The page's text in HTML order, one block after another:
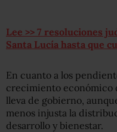
Lee >> 7 resoluciones
Santa Lucía hasta que
En cuanto a los
crecimiento económico
lleva de gobierno,
menos injusta la
desarrollo y bienestar.